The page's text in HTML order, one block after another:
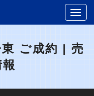
ご成約 | 売